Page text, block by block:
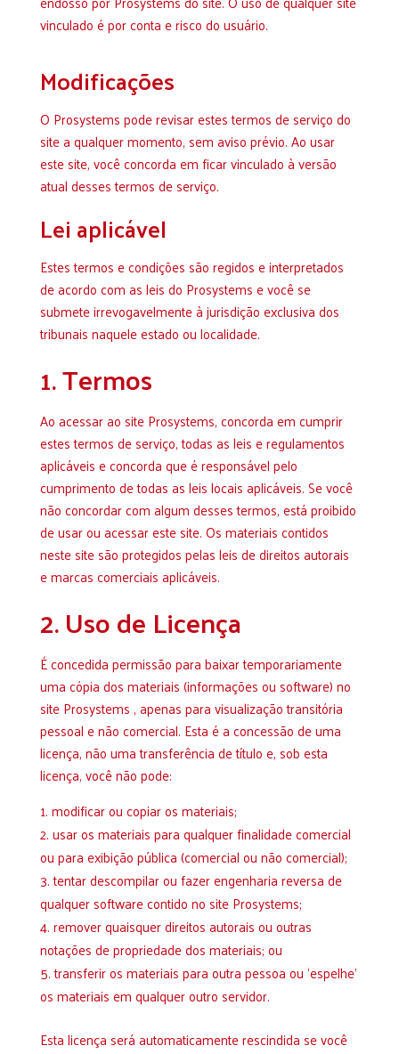
vinculado é por conta e risco do usuário.
Modificações
O Prosystems pode revisar estes termos de serviço do
site a qualquer momento, sem aviso prévio. Ao usar
este site, você concorda em ficar vinculado à versão
atual desses termos de serviço.
Lei aplicável
Estes termos e condições são regidos e interpretados
de acordo com as leis do Prosystems e você se
submete irrevogavelmente à jurisdição exclusiva dos
tribunais naquele estado ou localidade.
1. Termos
Ao acessar ao siteProsystems, concorda em cumprir
estes termos de serviço, todas as leis e regulamentos
aplicáveis ​​e concorda que é responsável pelo
cumprimento de todas as leis locais aplicáveis. Se você
não concordar com algum desses termos, está proibido
de usar ou acessar este site. Os materiais contidos
neste site são protegidos pelas leis de direitos autorais
e marcas comerciais aplicáveis.
2. Uso de Licença
É concedida permissão para baixar temporariamente
uma cópia dos materiais (informações ou software) no
site Prosystems , apenas para visualização transitória
pessoal e não comercial. Esta é a concessão de uma
licença, não uma transferência de título e, sob esta
licença, você não pode:
modificar ou copiar os materiais;
usar os materiais para qualquer finalidade comercial
ou para exibição pública (comercial ou não comercial);
tentar descompilar ou fazer engenharia reversa de
qualquer software contido no site Prosystems;
remover quaisquer direitos autorais ou outras
notações de propriedade dos materiais; ou
transferir os materiais para outra pessoa ou ‘espelhe’
os materiais em qualquer outro servidor.
Esta licença será automaticamente rescindida se você